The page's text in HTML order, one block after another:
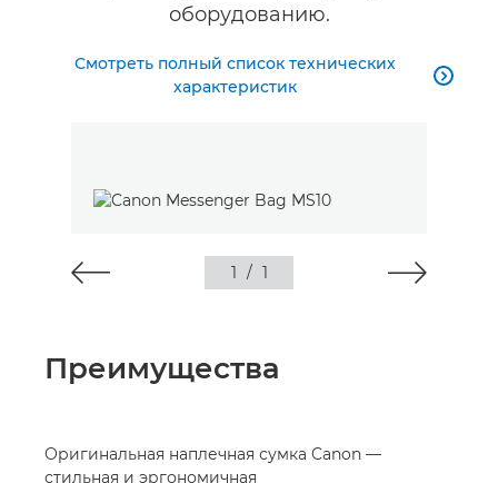
оборудованию.
Смотреть полный список технических
характеристик

1 / 1
Преимущества
Оригинальная наплечная сумка Canon —
стильная и эргономичная